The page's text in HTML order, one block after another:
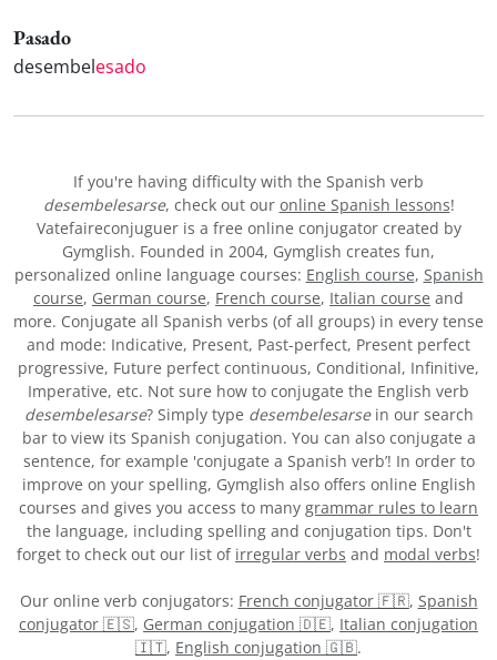
Pasado
desembelesado
If you're having difficulty with the Spanish verb
desembelesarse, check out our online Spanish lessons!
Vatefaireconjuguer is a free online conjugator created by
Gymglish. Founded in 2004, Gymglish creates fun,
personalized online language courses: English course, Spanish
course, German course, French course, Italian course and
more. Conjugate all Spanish verbs (of all groups) in every tense
and mode: Indicative, Present, Past-perfect, Present perfect
progressive, Future perfect continuous, Conditional, Infinitive,
Imperative, etc. Not sure how to conjugate the English verb
desembelesarse? Simply type desembelesarsein our search
bar to view its Spanish conjugation. You can also conjugate a
sentence, for example 'conjugate a Spanish verb’! In order to
improve on your spelling, Gymglish also offers online English
courses and gives you access to many grammar rules to learn
the language, including spelling and conjugation tips. Don't
forget to check out our list of irregular verbs and modal verbs!
Our online verb conjugators: French conjugator 🇫🇷, Spanish
conjugator 🇪🇸, German conjugation 🇩🇪, Italian conjugation
🇮🇹, English conjugation 🇬🇧.